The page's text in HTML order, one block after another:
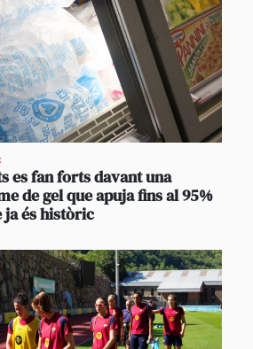
es fan forts davant una
de gel que apuja fins al 95%
ja és històric